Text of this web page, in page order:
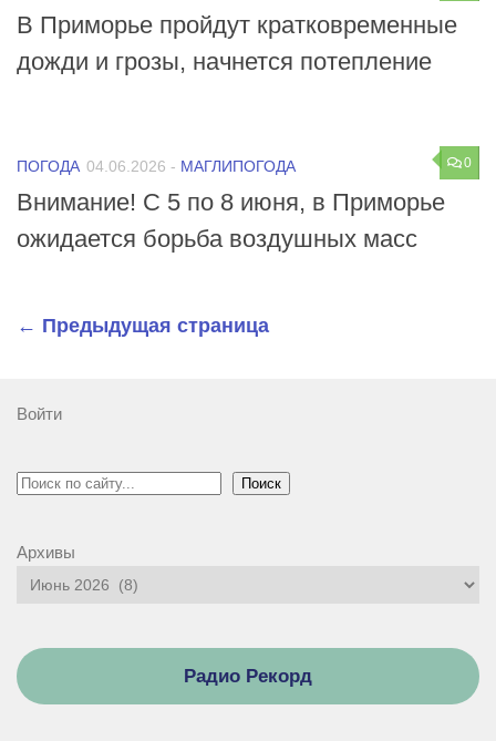
В Приморье пройдут кратковременные
дожди и грозы, начнется потепление
0
ПОГОДА 04.06.2026 - МАГЛИПОГОДА
Внимание! С 5 по 8 июня, в Приморье
ожидается борьба воздушных масс
← Предыдущая страница
Войти
Поиск Поиск
Архивы
Радио Рекорд